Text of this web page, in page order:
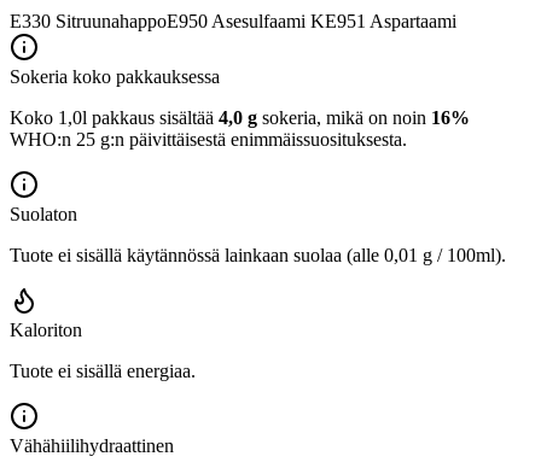
E330 SitruunahappoE950 Asesulfaami KE951 Aspartaami
Sokeria koko pakkauksessa
Koko 1,0l pakkaus sisältää 4,0 g sokeria, mikä on noin 16%
WHO:n 25 g:n päivittäisestä enimmäissuosituksesta.
Suolaton
Tuote ei sisällä käytännössä lainkaan suolaa (alle 0,01 g / 100ml).
Kaloriton
Tuote ei sisällä energiaa.
Vähähiilihydraattinen